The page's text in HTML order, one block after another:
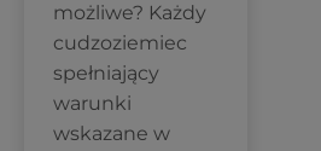
możliwe? Każdy
cudzoziemiec
spełniający
warunki
wskazane w